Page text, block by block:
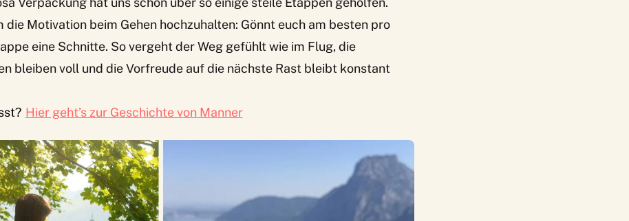
die Motivation beim Gehen hochzuhalten: Gönnt euch am besten pro
eine Schnitte. So vergeht der Weg gefühlt wie im Flug, die
bleiben voll und die Vorfreude auf die nächste Rast bleibt konstant
Hier geht’s zur Geschichte von Manner